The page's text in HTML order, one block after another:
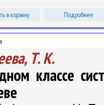
в корзину Подробнее
Т. К.
классе